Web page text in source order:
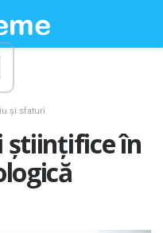
și sfaturi
științifice în